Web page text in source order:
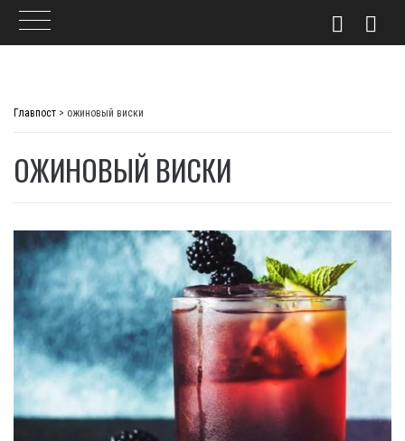
Главпост > ожиновый виски
ОЖИНОВЫЙ ВИСКИ